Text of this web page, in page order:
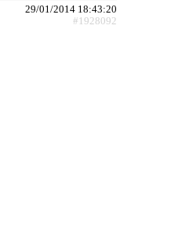
29/01/2014 18:43:20
#1928092